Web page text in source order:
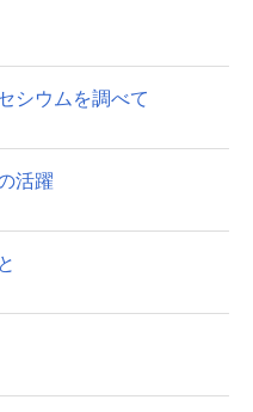
シウムを調べて
活躍